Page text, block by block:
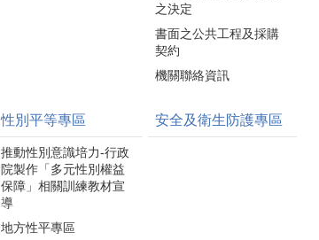
之決定
書面之公共工程及採購
契約
機關聯絡資訊
性別平等專區
推動性別意識培力-行政
院製作「多元性別權益
保障」相關訓練教材宣
導
地方性平專區
安全及衛生防護專區